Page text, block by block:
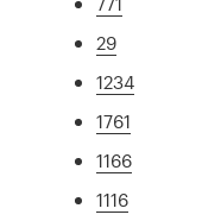
29
1234
1761
1166
1116